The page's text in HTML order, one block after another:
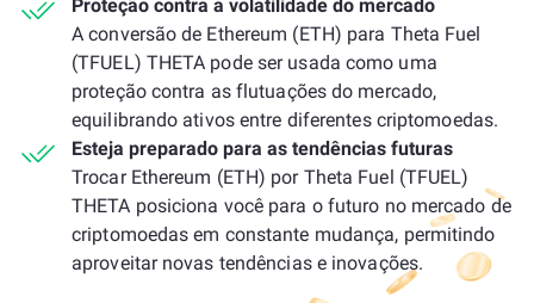
Proteção contra a volatilidade do mercado
A conversão de Ethereum (ETH) para Theta Fuel
(TFUEL) THETA pode ser usada como uma
proteção contra as flutuações do mercado,
equilibrando ativos entre diferentes criptomoedas.
Esteja preparado para as tendências futuras
Trocar Ethereum (ETH) por Theta Fuel (TFUEL)
THETA posiciona você para o futuro no mercado de
criptomoedas em constante mudança, permitindo
aproveitar novas tendências e inovações.